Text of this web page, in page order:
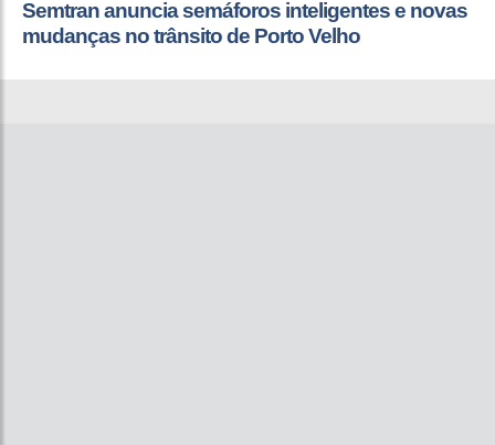
Semtran anuncia semáforos inteligentes e novas
mudanças no trânsito de Porto Velho